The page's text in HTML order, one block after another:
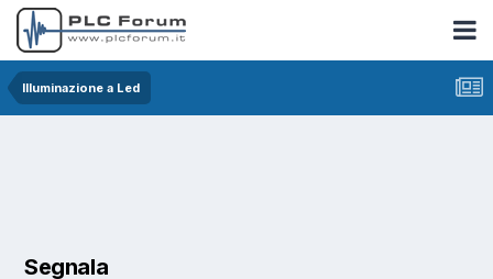
Illuminazione a Led
Segnala